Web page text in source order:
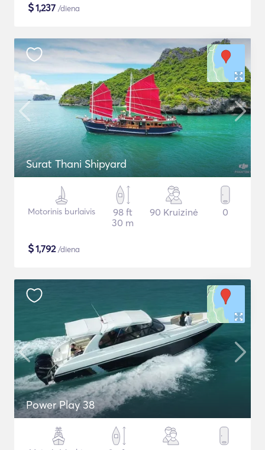
$1,237 /diena
Surat Thani Shipyard
Motorinis burlaivis
98 ft
30 m
90 Kruizinė 0
$1,792/diena
Power Play 38